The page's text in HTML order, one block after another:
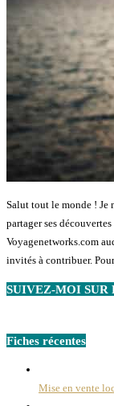
Salut tout le monde ! Je
partager ses
Voyagenetworks.com
invités à contribuer.
SUIVEZ-MOI SUR
Fiches récentes
Mise en vente